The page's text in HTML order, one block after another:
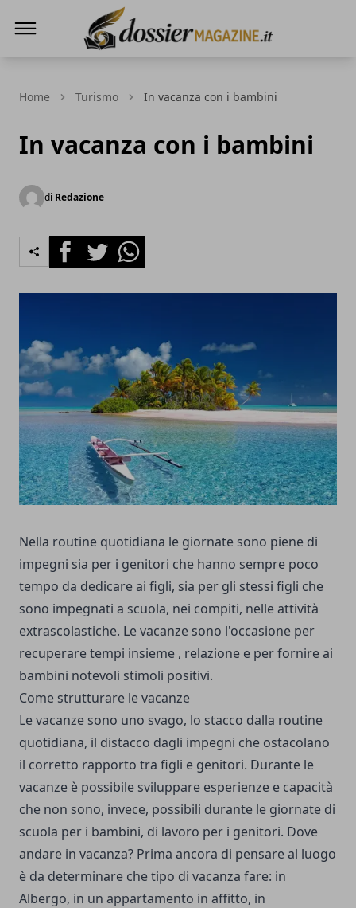
Home Turismo In vacanza con i bambini
In vacanza con i bambini
di Redazione
FacebookTwitterWhatsapp
Nella routine quotidiana le giornate sono piene di
impegni sia per i genitori che hanno sempre poco
tempo da dedicare ai figli, sia per gli stessi figli che
sono impegnati a scuola, nei compiti, nelle attività
extrascolastiche. Le vacanze sono l'occasione per
recuperare tempi insieme , relazione e per fornire ai
bambini notevoli stimoli positivi.
Come strutturare le vacanze
Le vacanze sono uno svago, lo stacco dalla routine
quotidiana, il distacco dagli impegni che ostacolano
il corretto rapporto tra figli e genitori. Durante le
vacanze è possibile sviluppare esperienze e capacità
che non sono, invece, possibili durante le giornate di
scuola per i bambini, di lavoro per i genitori. Dove
andare in vacanza? Prima ancora di pensare al luogo
è da determinare che tipo di vacanza fare: in
Albergo, in un appartamento in affitto, in